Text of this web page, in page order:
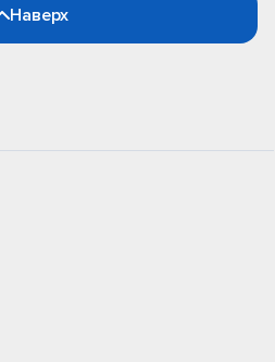
Наверх